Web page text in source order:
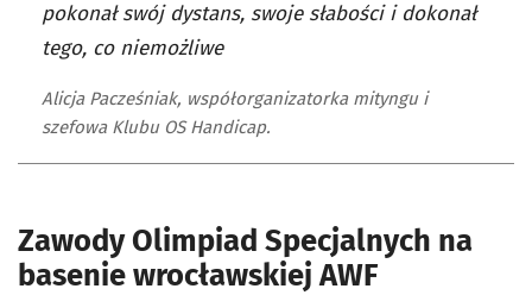
pokonał swój dystans, swoje słabości i dokonał
tego, co niemożliwe
Alicja Pacześniak, współorganizatorka mityngu i
szefowa Klubu OS Handicap.
Zawody Olimpiad Specjalnych na
basenie wrocławskiej AWF